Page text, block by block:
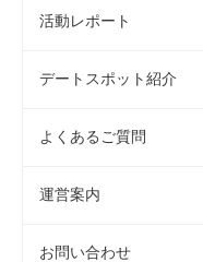
活動レポート
デートスポット紹介
よくあるご質問
運営案内
お問い合わせ